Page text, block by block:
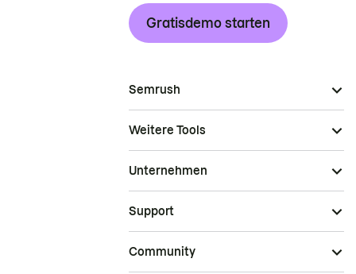
Gratisdemo starten
Semrush
Weitere Tools
Unternehmen
Support
Community